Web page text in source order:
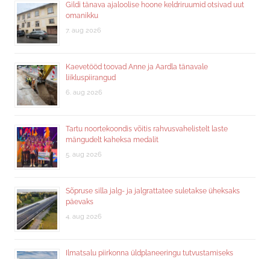
Gildi tänava ajaloolise hoone keldriruumid otsivad uut
omanikku
7. aug 2026
Kaevetööd toovad Anne ja Aardla tänavale
liikluspiirangud
6. aug 2026
Tartu noortekoondis võitis rahvusvahelistelt laste
mängudelt kaheksa medalit
5. aug 2026
Sõpruse silla jalg- ja jalgrattatee suletakse üheksaks
päevaks
4. aug 2026
Ilmatsalu piirkonna üldplaneeringu tutvustamiseks